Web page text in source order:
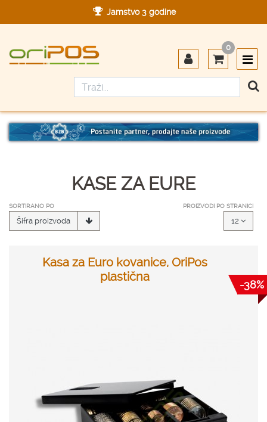
Jamstvo 3 godine
Designed in Germany
Made in Germany
0
KASE ZA EURE
SORTIRANO PO
Šifra proizvoda
PROIZVODI PO STRANICI
12
Kasa za Euro kovanice, OriPos
plastična
-38%